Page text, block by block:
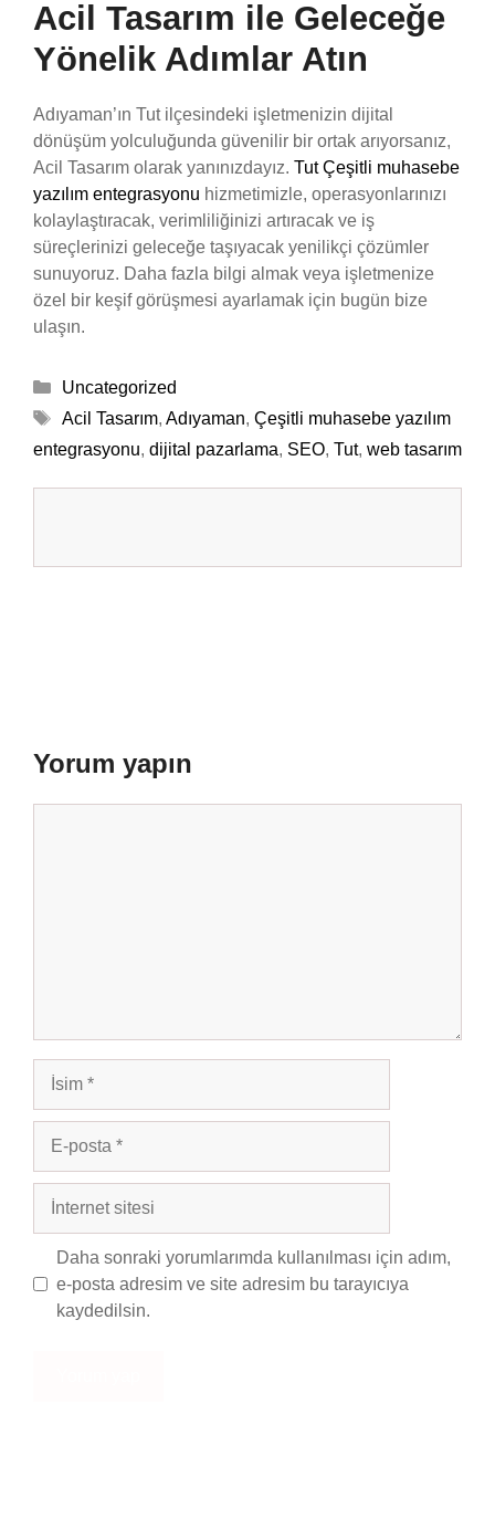
Acil Tasarım ile Geleceğe
Yönelik Adımlar Atın
Adıyaman’ın Tut ilçesindeki işletmenizin dijital
dönüşüm yolculuğunda güvenilir bir ortak arıyorsanız,
Acil Tasarım olarak yanınızdayız. Tut Çeşitli muhasebe
yazılım entegrasyonu hizmetimizle, operasyonlarınızı
kolaylaştıracak, verimliliğinizi artıracak ve iş
süreçlerinizi geleceğe taşıyacak yenilikçi çözümler
sunuyoruz. Daha fazla bilgi almak veya işletmenize
özel bir keşif görüşmesi ayarlamak için bugün bize
ulaşın.
Kategoriler
Uncategorized
Etiketler
Acil Tasarım, Adıyaman, Çeşitli muhasebe yazılım
entegrasyonu, dijital pazarlama, SEO, Tut, web tasarım
Yorum yapın
İsim
posta
İnternet
Daha sonraki yorumlarımda kullanılması için adım,
e-posta adresim ve site adresim bu tarayıcıya
kaydedilsin.